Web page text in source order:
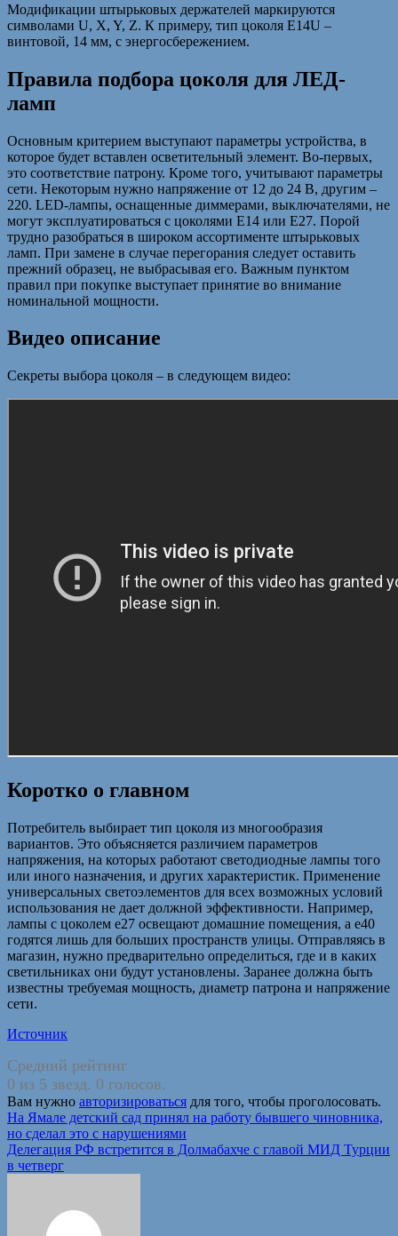
Модификации штырьковых держателей маркируются
символами U, X, Y, Z. К примеру, тип цоколя E14U –
винтовой, 14 мм, с энергосбережением.
Правила подбора цоколя для ЛЕД-
ламп
Основным критерием выступают параметры устройства, в
которое будет вставлен осветительный элемент. Во-первых,
это соответствие патрону. Кроме того, учитывают параметры
сети. Некоторым нужно напряжение от 12 до 24 В, другим –
220. LED-лампы, оснащенные диммерами, выключателями, не
могут эксплуатироваться с цоколями Е14 или Е27. Порой
трудно разобраться в широком ассортименте штырьковых
ламп. При замене в случае перегорания следует оставить
прежний образец, не выбрасывая его. Важным пунктом
правил при покупке выступает принятие во внимание
номинальной мощности.
Видео описание
Секреты выбора цоколя – в следующем видео:
Коротко о главном
Потребитель выбирает тип цоколя из многообразия
вариантов. Это объясняется различием параметров
напряжения, на которых работают светодиодные лампы того
или иного назначения, и других характеристик. Применение
универсальных светоэлементов для всех возможных условий
использования не дает должной эффективности. Например,
лампы с цоколем е27 освещают домашние помещения, а е40
годятся лишь для больших пространств улицы. Отправляясь в
магазин, нужно предварительно определиться, где и в каких
светильниках они будут установлены. Заранее должна быть
известны требуемая мощность, диаметр патрона и напряжение
сети.
Источник
Средний рейтинг
0 из 5 звезд. 0 голосов.
Вам нужно авторизироваться для того, чтобы проголосовать.
Навигация
по
записям
На Ямале детский сад принял на работу бывшего чиновника,
но сделал это с нарушениями
Делегация РФ встретится в Долмабахче с главой МИД Турции
в четверг